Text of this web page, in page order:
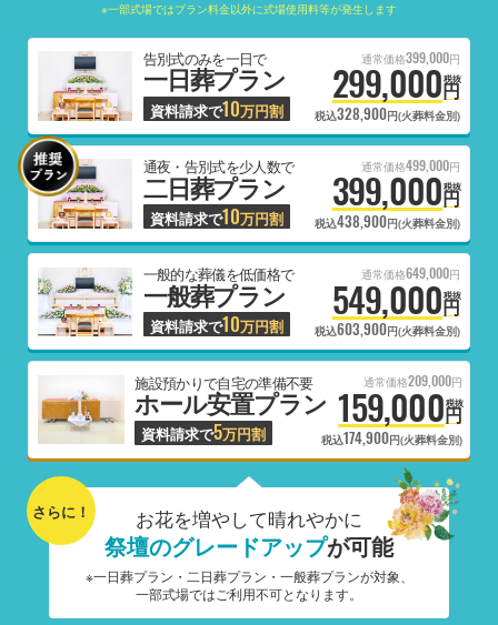
※一部式場ではプラン料金以外に式場使用料等が発生します
告別式のみを一日で
一日葬プラン
資料請求で10万円割
通常価格399,000円
299,000円
税抜
税込328,900円(火葬料金別)
通夜・告別式を少人数で
二日葬プラン
資料請求で10万円割
通常価格499,000円
399,000円
税抜
税込438,900円(火葬料金別)
一般的な葬儀を低価格で
一般葬プラン
資料請求で10万円割
通常価格649,000円
549,000円
税抜
税込603,900円(火葬料金別)
施設預かりで自宅の準備不要
ホール安置プラン
資料請求で5万円割
通常価格209,000円
159,000円
税抜
税込174,900円(火葬料金別)
さらに！ お花を増やして晴れやかに
祭壇のグレードアップが可能
※一日葬プラン・二日葬プラン・一般葬プランが対象、
一部式場ではご利用不可となります。